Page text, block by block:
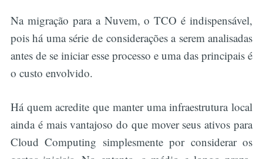
Na migração para a Nuvem, o TCO é indispensável,
pois há uma série de considerações a serem analisadas
antes de se iniciar esse processo e uma das principais é
o custo envolvido.
Há quem acredite que manter uma infraestrutura local
ainda é mais vantajoso do que mover seus ativos para
Cloud Computing simplesmente por considerar os